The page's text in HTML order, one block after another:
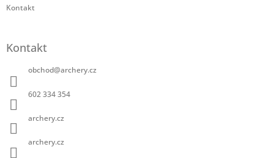
Kontakt
Kontakt
obchod@archery.cz
602 334 354
archery.cz
archery.cz